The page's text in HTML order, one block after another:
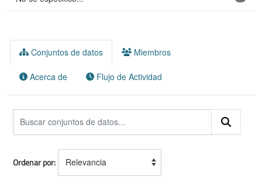
Conjuntos de datos Miembros
Acerca de Flujo de Actividad
Ordenar por